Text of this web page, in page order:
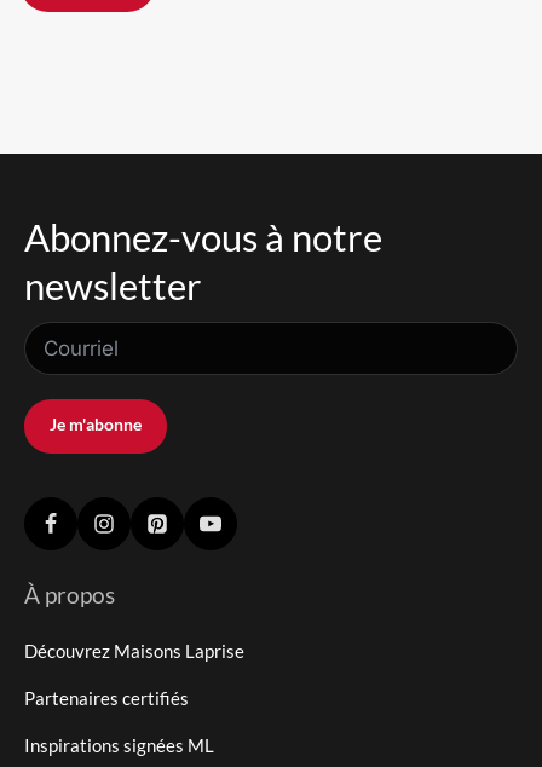
Abonnez-vous à notre
newsletter
Je m'abonne
À propos
Découvrez Maisons Laprise
Partenaires certifiés
Inspirations signées ML